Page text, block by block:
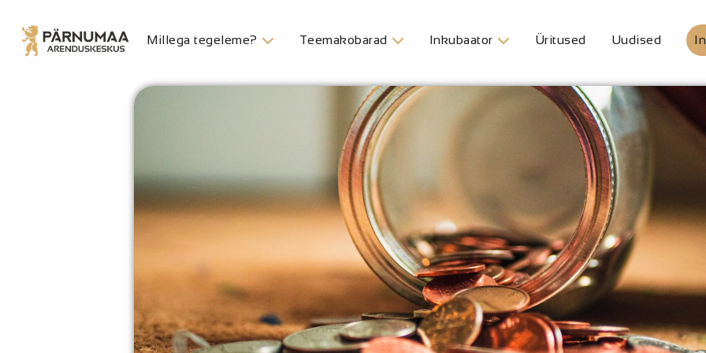
Millega tegeleme? Teemakobarad Inkubaator Üritused Uudised